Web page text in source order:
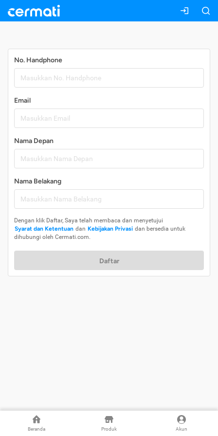
Beranda Produk Akun
No. Handphone
Email
Nama Depan
Nama Belakang
Dengan klik Daftar, Saya telah membaca dan menyetujui
Syarat dan Ketentuan dan Kebijakan Privasi dan bersedia untuk
dihubungi oleh Cermati.com.
Daftar